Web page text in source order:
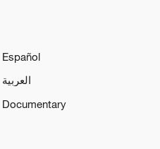
Español
العربية
Documentary